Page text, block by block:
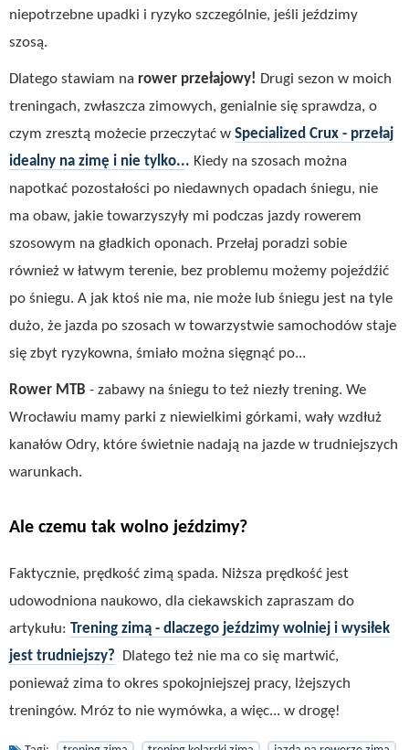
niepotrzebne upadki i ryzyko szczególnie, jeśli jeździmy
szosą.
Dlatego stawiam na rower przełajowy! Drugi sezon w moich
treningach, zwłaszcza zimowych, genialnie się sprawdza, o
czym zresztą możecie przeczytać w Specialized Crux - przełaj
idealny na zimę i nie tylko... Kiedy na szosach można
napotkać pozostałości po niedawnych opadach śniegu, nie
ma obaw, jakie towarzyszyły mi podczas jazdy rowerem
szosowym na gładkich oponach. Przełaj poradzi sobie
również w łatwym terenie, bez problemu możemy pojeźdźić
po śniegu. A jak ktoś nie ma, nie może lub śniegu jest na tyle
dużo, że jazda po szosach w towarzystwie samochodów staje
się zbyt ryzykowna, śmiało można sięgnąć po...
Rower MTB - zabawy na śniegu to też niezły trening. We
Wrocławiu mamy parki z niewielkimi górkami, wały wzdłuż
kanałów Odry, które świetnie nadają na jazde w trudniejszych
warunkach.
Ale czemu tak wolno jeździmy?
Faktycznie, prędkość zimą spada. Niższa prędkość jest
udowodniona naukowo, dla ciekawskich zapraszam do
artykułu: Trening zimą - dlaczego jeździmy wolniej i wysiłek
jest trudniejszy? Dlatego też nie ma co się martwić,
ponieważ zima to okres spokojniejszej pracy, lżejszych
treningów. Mróz to nie wymówka, a więc... w drogę!